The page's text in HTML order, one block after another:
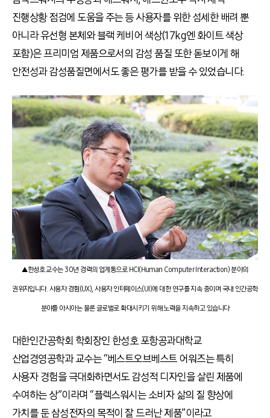
진행상황 점검에 도움을 주는 등 사용자를 위한 섬세한 배려 뿐
아니라 유선형 본체와 블랙 케비어 색상(17kg엔 화이트 색상
포함)은 프리미엄 제품으로서의 감성 품질 또한 돋보이게 해
안전성과 감성품질면에서도 좋은 평가를 받을 수 있었습니다.
▲한성호 교수는 30년 경력의 업계통으로 HCI(Human Computer Interaction) 분야의
권위자입니다. 사용자 경험(UX), 사용자 인터페이스(UI)에 대한 연구를 지속 중이며 국내 인간공학
분야를 아시아는 물론 글로벌로 확대시키기 위해 노력을 지속하고 있습니다
대한인간공학회 학회장인 한성호 포항공과대학교
산업경영공학과 교수는 “베스트오브베스트 어워즈는 특히
사용자 경험을 극대화하면서도 감성적 디자인을 살린 제품에
수여하는 상”이라며 “플렉스워시는 소비자 삶의 질 향상에
가치를 둔 삼성전자의 목적이 잘 드러난 제품”이라고